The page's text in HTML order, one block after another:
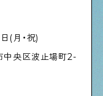
(月・祝)
央区波止場町2-